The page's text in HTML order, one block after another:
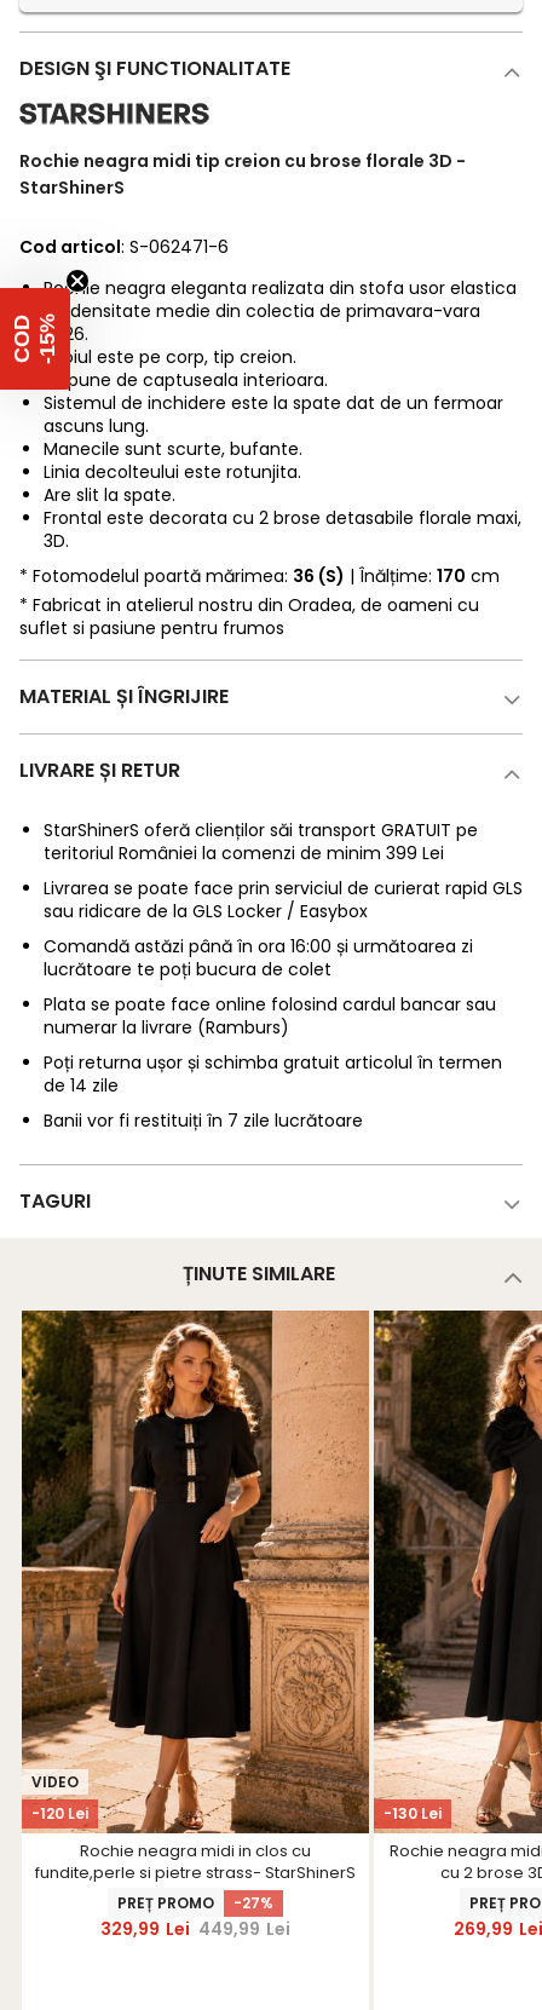
DESIGN ŞI FUNCTIONALITATE
Rochie neagra midi tip creion cu brose florale 3D -
StarShinerS
Cod articol: S-062471-6
Rochie neagra eleganta realizata din stofa usor elastica
de densitate medie din colectia de primavara-vara
2026.
Croiul este pe corp, tip creion.
Dispune de captuseala interioara.
Sistemul de inchidere este la spate dat de un fermoar
ascuns lung.
Manecile sunt scurte, bufante.
Linia decolteului este rotunjita.
Are slit la spate.
Frontal este decorata cu 2 brose detasabile florale maxi,
3D.
* Fotomodelul poartă mărimea: 36 (S) | Înălțime: 170 cm
* Fabricat in atelierul nostru din Oradea, de oameni cu
suflet si pasiune pentru frumos
MATERIAL ȘI ÎNGRIJIRE
LIVRARE ȘI RETUR
StarShinerS oferă clienților săi transport GRATUIT pe
teritoriul României la comenzi de minim 399 Lei
Livrarea se poate face prin serviciul de curierat rapid GLS
sau ridicare de la GLS Locker / Easybox
Comandă astăzi până în ora 16:00 și următoarea zi
lucrătoare te poți bucura de colet
Plata se poate face online folosind cardul bancar sau
numerar la livrare (Ramburs)
Poți returna ușor și schimba gratuit articolul în termen
de 14 zile
Banii vor fi restituiți în 7 zile lucrătoare
TAGURI
ȚINUTE SIMILARE
-120 Lei
VIDEO
Rochie neagra midi in clos cu
fundite,perle si pietre strass- StarShinerS
PREȚ PROMO -27%
329,99 Lei 449,99 Lei
-130 Lei
Rochie neagra
cu 2 brose
PREȚ
269,99
C
O
D
-
1
5 %